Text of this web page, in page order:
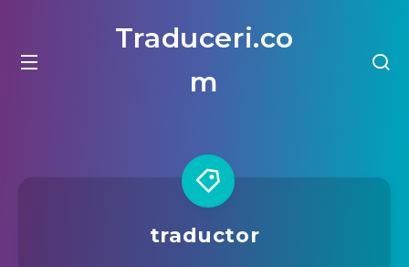
Traduceri.co
m
traductor